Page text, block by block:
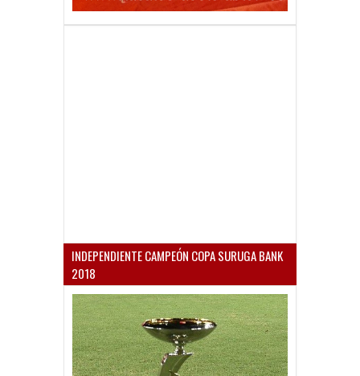
INDEPENDIENTE CAMPEÓN COPA SURUGA BANK
2018